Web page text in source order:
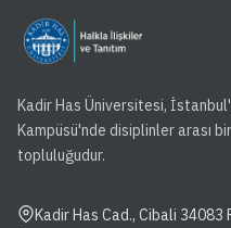
Kadir Has Üniversitesi,
Kampüsü'nde disiplinler arası
topluluğudur.
Kadir Has Cad., Cibali